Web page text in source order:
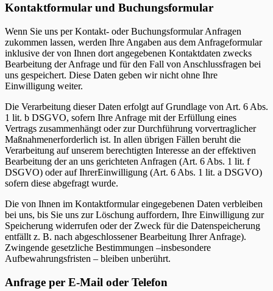
Kontaktformular und Buchungsformular
Wenn Sie uns per Kontakt- oder Buchungsformular Anfragen
zukommen lassen, werden Ihre Angaben aus dem Anfrageformular
inklusive der von Ihnen dort angegebenen Kontaktdaten zwecks
Bearbeitung der Anfrage und für den Fall von Anschlussfragen bei
uns gespeichert. Diese Daten geben wir nicht ohne Ihre
Einwilligung weiter.
Die Verarbeitung dieser Daten erfolgt auf Grundlage von Art. 6 Abs.
1 lit. b DSGVO, sofern Ihre Anfrage mit der Erfüllung eines
Vertrags zusammenhängt oder zur Durchführung vorvertraglicher
Maßnahmenerforderlich ist. In allen übrigen Fällen beruht die
Verarbeitung auf unserem berechtigten Interesse an der effektiven
Bearbeitung der an uns gerichteten Anfragen (Art. 6 Abs. 1 lit. f
DSGVO) oder auf IhrerEinwilligung (Art. 6 Abs. 1 lit. a DSGVO)
sofern diese abgefragt wurde.
Die von Ihnen im Kontaktformular eingegebenen Daten verbleiben
bei uns, bis Sie uns zur Löschung auffordern, Ihre Einwilligung zur
Speicherung widerrufen oder der Zweck für die Datenspeicherung
entfällt z. B. nach abgeschlossener Bearbeitung Ihrer Anfrage).
Zwingende gesetzliche Bestimmungen –insbesondere
Aufbewahrungsfristen – bleiben unberührt.
Anfrage per E-Mail oder Telefon